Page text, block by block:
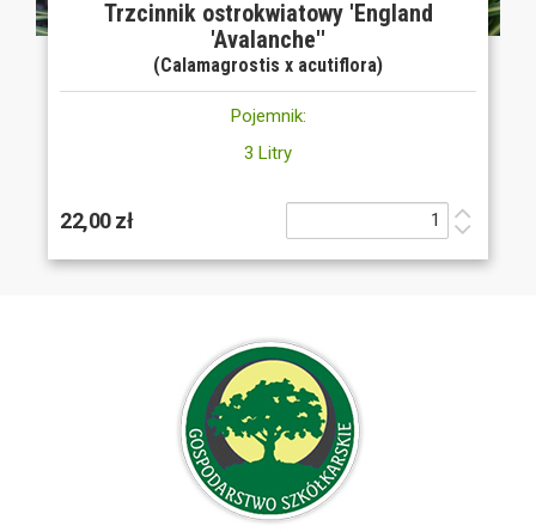
Trzcinnik ostrokwiatowy 'England
'Avalanche''
(Calamagrostis x acutiflora)
Pojemnik:
3 Litry
22,00 zł